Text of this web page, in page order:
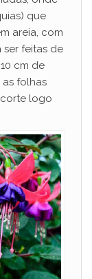
que
areia, com
ser feitas de
cm de
folhas
corte logo